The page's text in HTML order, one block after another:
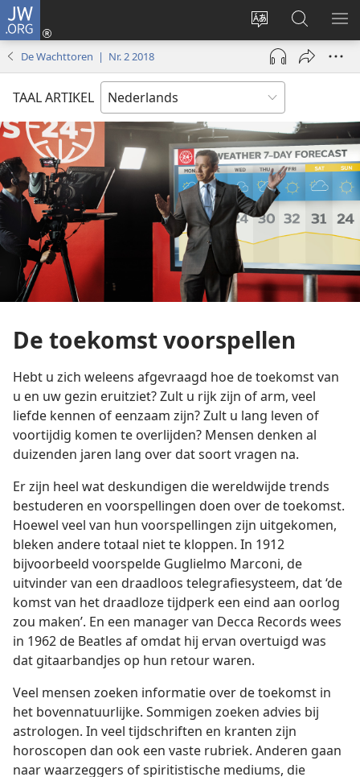
JW.ORG
Taal
site
wijzigen
Inloggen
(opent
nieuw
venster)
Zoeken
op
JW.ORG
De Wachttoren | Nr. 2 2018
TAAL ARTIKEL
De toekomst voorspellen
Hebt u zich weleens afgevraagd hoe de toekomst van
u en uw gezin eruitziet? Zult u rijk zijn of arm, veel
liefde kennen of eenzaam zijn? Zult u lang leven of
voortijdig komen te overlijden? Mensen denken al
duizenden jaren lang over dat soort vragen na.
Er zijn heel wat deskundigen die wereldwijde trends
bestuderen en voorspellingen doen over de toekomst.
Hoewel veel van hun voorspellingen zijn uitgekomen,
bleken andere totaal niet te kloppen. In 1912
bijvoorbeeld voorspelde Guglielmo Marconi, de
uitvinder van een draadloos telegrafiesysteem, dat ‘de
komst van het draadloze tijdperk een eind aan oorlog
zou maken’. En een manager van Decca Records wees
in 1962 de Beatles af omdat hij ervan overtuigd was
dat gitaarbandjes op hun retour waren.
Veel mensen zoeken informatie over de toekomst in
het bovennatuurlijke. Sommigen zoeken advies bij
astrologen. In veel tijdschriften en kranten zijn
horoscopen dan ook een vaste rubriek. Anderen gaan
naar waarzeggers of spiritistische mediums, die